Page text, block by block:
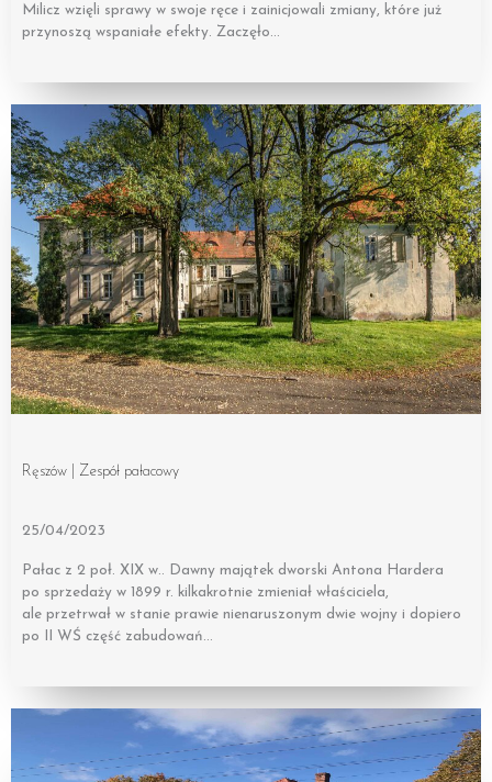
Milicz wzięli sprawy w swoje ręce i zainicjowali zmiany, które już
przynoszą wspaniałe efekty. Zaczęło…
Ręszów | Zespół pałacowy
25/04/2023
Pałac z 2 poł. XIX w.. Dawny majątek dworski Antona Hardera
po sprzedaży w 1899 r. kilkakrotnie zmieniał właściciela,
ale przetrwał w stanie prawie nienaruszonym dwie wojny i dopiero
po II WŚ część zabudowań…